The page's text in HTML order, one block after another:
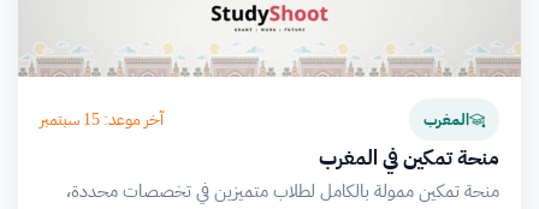
المغرب آخر موعد: 15 سبتمبر
منحة تمكين في المغرب
منحة تمكين ممولة بالكامل لطلاب متميزين في تخصصات محددة،